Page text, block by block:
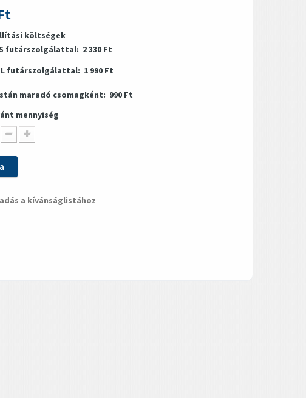
költségek
futárszolgálattal: 2 330 Ft
futárszolgálattal: 1 990 Ft
maradó csomagként: 990 Ft
mennyiség
a kívánságlistához